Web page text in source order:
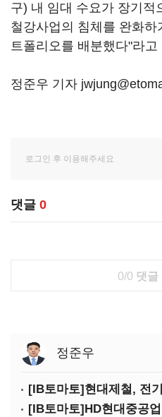
구) 내 임대 수요가 장기적
철강사업의 침체를 완화
트폴리오를 배분했다"라고
정준우 기자
댓글 0
0/0 댓글
정준우